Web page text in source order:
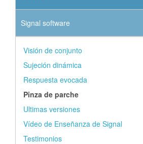
Signal software
Visión de conjunto
Sujeción dinámica
Respuesta evocada
Pinza de parche
Ultimas versiones
Vídeo de Enseñanza de Signal
Testimonios